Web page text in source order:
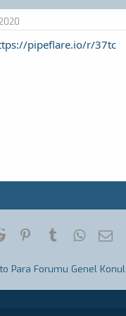
pipeflare.io/r/37tc
Reddit PinterestTumblr E-
Para Forumu Genel